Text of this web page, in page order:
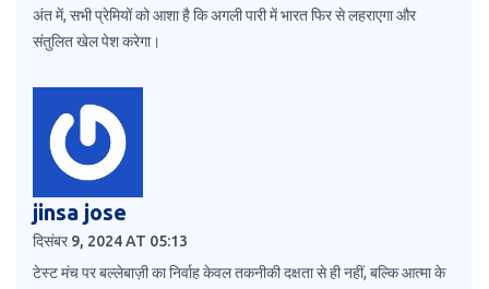
अंत में, सभी प्रेमियों को आशा है कि अगली पारी में भारत फिर से लहराएगा और
संतुलित खेल पेश करेगा।
jinsa jose
दिसंबर 9, 2024 AT 05:13
टेस्ट मंच पर बल्लेबाज़ी का निर्वाह केवल तकनीकी दक्षता से ही नहीं, बल्कि आत्मा के